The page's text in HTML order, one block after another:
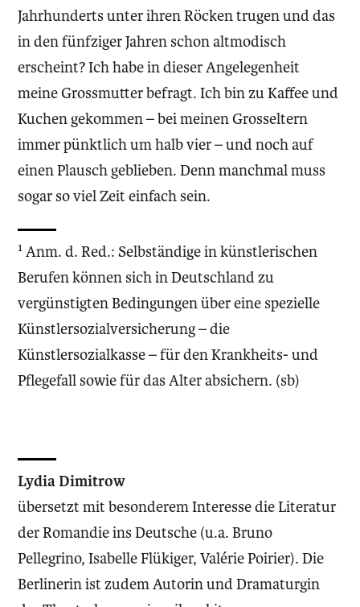
Jahrhunderts unter ihren Röcken trugen und das
in den fünfziger Jahren schon altmodisch
erscheint? Ich habe in dieser Angelegenheit
meine Grossmutter befragt. Ich bin zu Kaffee und
Kuchen gekommen – bei meinen Grosseltern
immer pünktlich um halb vier – und noch auf
einen Plausch geblieben. Denn manchmal muss
sogar so viel Zeit einfach sein.
1 Anm. d. Red.: Selbständige in künstlerischen
Berufen können sich in Deutschland zu
vergünstigten Bedingungen über eine spezielle
Künstlersozialversicherung – die
Künstlersozialkasse – für den Krankheits- und
Pflegefall sowie für das Alter absichern. (sb)
Lydia Dimitrow
übersetzt mit besonderem Interesse die Literatur
der Romandie ins Deutsche (u.a. Bruno
Pellegrino, Isabelle Flükiger, Valérie Poirier). Die
Berlinerin ist zudem Autorin und Dramaturgin